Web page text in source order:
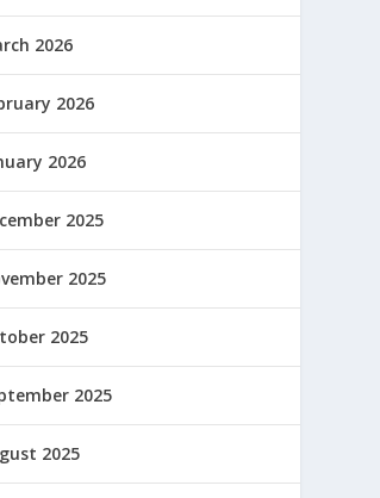
2026
2026
2026
2025
2025
2025
2025
2025